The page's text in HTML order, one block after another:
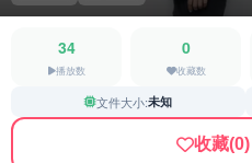
34
播放数
0
收藏数
文件大小:未知
收藏(0)